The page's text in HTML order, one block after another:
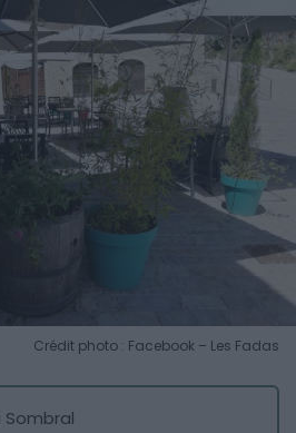
Crédit photo : Facebook – Les Fadas
Sombral